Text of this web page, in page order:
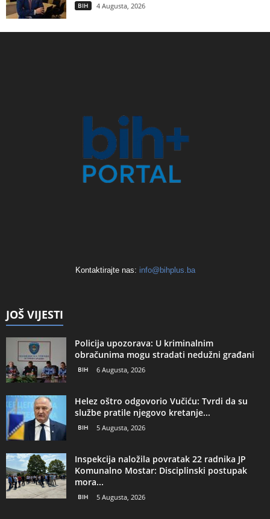
BIH 4 Augusta, 2026
Kontaktirajte nas: info@bihplus.ba
JOŠ VIJESTI
Policija upozorava: U kriminalnim
obračunima mogu stradati nedužni građani
BIH 6 Augusta, 2026
Helez oštro odgovorio Vučiću: Tvrdi da su
službe pratile njegovo kretanje...
BIH 5 Augusta, 2026
Inspekcija naložila povratak 22 radnika JP
Komunalno Mostar: Disciplinski postupak
mora...
BIH 5 Augusta, 2026